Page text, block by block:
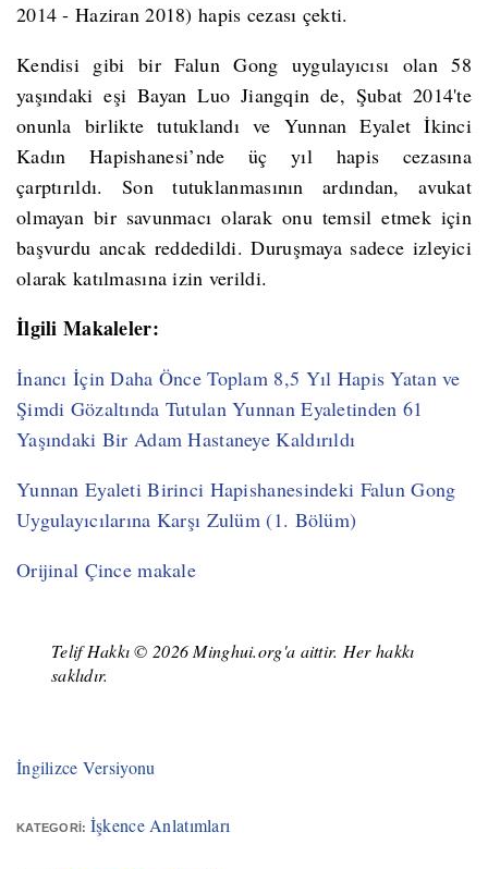
2014 - Haziran 2018) hapis cezası çekti.
Kendisi gibi bir Falun Gong uygulayıcısı olan 58
yaşındaki eşi Bayan Luo Jiangqin de, Şubat 2014'te
onunla birlikte tutuklandı ve Yunnan Eyalet İkinci
Kadın Hapishanesi’nde üç yıl hapis cezasına
çarptırıldı. Son tutuklanmasının ardından, avukat
olmayan bir savunmacı olarak onu temsil etmek için
başvurdu ancak reddedildi. Duruşmaya sadece izleyici
olarak katılmasına izin verildi.
İlgili Makaleler:
İnancı İçin Daha Önce Toplam 8,5 Yıl Hapis Yatan ve
Şimdi Gözaltında Tutulan Yunnan Eyaletinden 61
Yaşındaki Bir Adam Hastaneye Kaldırıldı
Yunnan Eyaleti Birinci Hapishanesindeki Falun Gong
Uygulayıcılarına Karşı Zulüm (1. Bölüm)
Orijinal Çince makale
Telif Hakkı © 2026 Minghui.org'a aittir. Her hakkı
saklıdır.
İngilizce Versiyonu
KATEGORI: İşkence Anlatımları